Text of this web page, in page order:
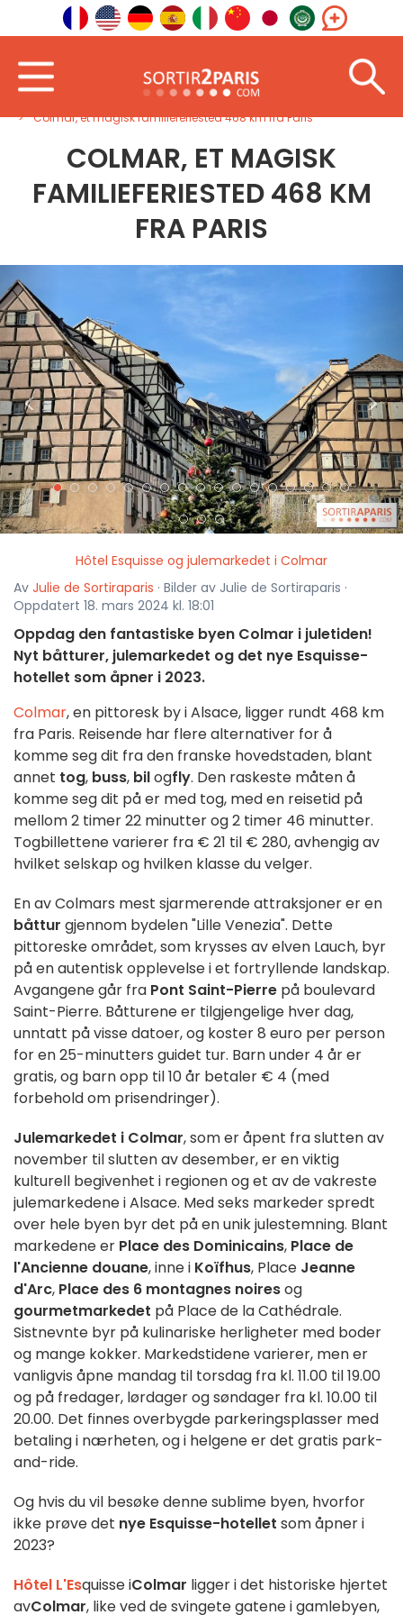
Colmar, et magisk familieferiested 468 km fra Paris
COLMAR, ET MAGISK
FAMILIEFERIESTED 468 KM
FRA PARIS
< >
Hôtel Esquisse og julemarkedet i Colmar
Av Julie de Sortiraparis · Bilder av Julie de Sortiraparis ·
Oppdatert 18. mars 2024 kl. 18:01
Oppdag den fantastiske byen Colmar i juletiden!
Nyt båtturer, julemarkedet og det nye Esquisse-
hotellet som åpner i 2023.
Colmar, en pittoresk by i Alsace, ligger rundt 468 km
fra Paris. Reisende har flere alternativer for å
komme seg dit fra den franske hovedstaden, blant
annet tog, buss, bilogfly. Den raskeste måten å
komme seg dit på er med tog, med en reisetid på
mellom 2 timer 22 minutter og 2 timer 46 minutter.
Togbillettene varierer fra € 21 til € 280, avhengig av
hvilket selskap og hvilken klasse du velger.
En av Colmars mest sjarmerende attraksjoner er en
båttur gjennom bydelen "Lille Venezia". Dette
pittoreske området, som krysses av elven Lauch, byr
på en autentisk opplevelse i et fortryllende landskap.
Avgangene går fra Pont Saint-Pierre på boulevard
Saint-Pierre. Båtturene er tilgjengelige hver dag,
unntatt på visse datoer, og koster 8 euro per person
for en 25-minutters guidet tur. Barn under 4 år er
gratis, og barn opp til 10 år betaler € 4 (med
forbehold om prisendringer).
Julemarkedet i Colmar, som er åpent fra slutten av
november til slutten av desember, er en viktig
kulturell begivenhet i regionen og et av de vakreste
julemarkedene i Alsace. Med seks markeder spredt
over hele byen byr det på en unik julestemning. Blant
markedene er Place des Dominicains, Place de
l'Ancienne douane, inne i Koïfhus, Place Jeanne
d'Arc, Place des 6 montagnes noiresog
gourmetmarkedet på Place de la Cathédrale.
Sistnevnte byr på kulinariske herligheter med boder
og mange kokker. Markedstidene varierer, men er
vanligvis åpne mandag til torsdag fra kl. 11.00 til 19.00
og på fredager, lørdager og søndager fra kl. 10.00 til
20.00. Det finnes overbygde parkeringsplasser med
betaling i nærheten, og i helgene er det gratis park-
and-ride.
Og hvis du vil besøke denne sublime byen, hvorfor
ikke prøve det nye Esquisse-hotellet som åpner i
2023?
Hôtel L'Esquisse iColmar ligger i det historiske hjertet
avColmar, like ved de svingete gatene i gamlebyen,